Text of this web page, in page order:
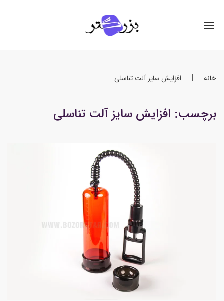
خانه افزایش سایز آلت تناسلی
برچسب: افزایش سایز آلت تناسلی